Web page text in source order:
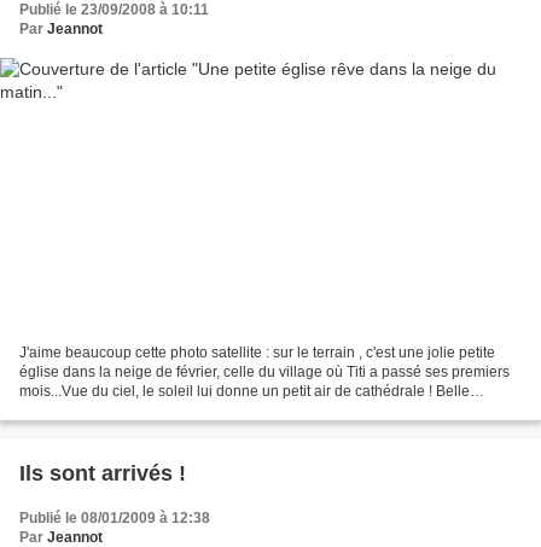
Publié le 23/09/2008 à 10:11
Par Jeannot
J'aime beaucoup cette photo satellite : sur le terrain , c'est une jolie petite
église dans la neige de février, celle du village où Titi a passé ses premiers
mois...Vue du ciel, le soleil lui donne un petit air de cathédrale ! Belle
Ils sont arrivés !
Publié le 08/01/2009 à 12:38
Par Jeannot